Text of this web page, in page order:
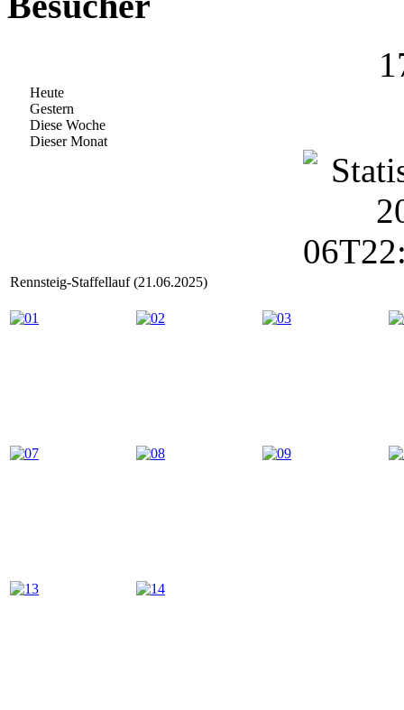
Heute
Gestern
Diese Woche
Dieser Monat
Rennsteig-Staffellauf (21.06.2025)